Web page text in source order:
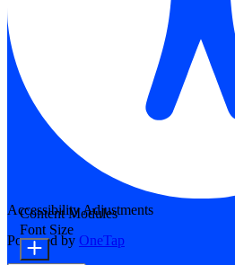
Accessibility Adjustments
Powered by OneTap
Content Modules
Font Size